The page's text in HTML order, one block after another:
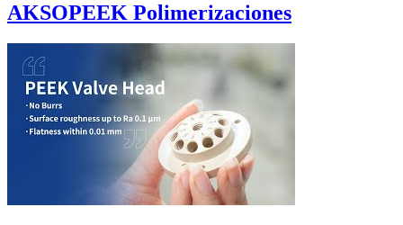
AKSOPEEK Polimerizaciones